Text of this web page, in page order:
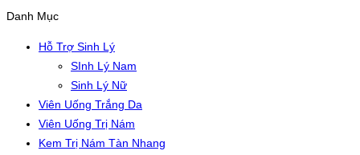
Danh Mục
Hỗ Trợ Sinh Lý
SInh Lý Nam
Sinh Lý Nữ
Viên Uống Trắng Da
Viên Uống Trị Nám
Kem Trị Nám Tàn Nhang